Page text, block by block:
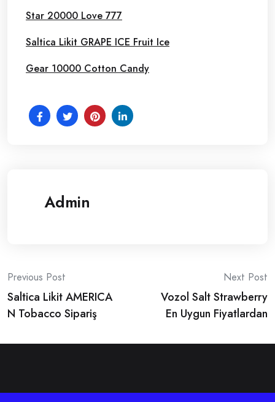
Star 20000 Love 777
Saltica Likit GRAPE ICE Fruit Ice
Gear 10000 Cotton Candy
Admin
Post
navigation
Previous Post
Saltica Likit AMERICA
N Tobacco Sipariş
Next Post
Vozol Salt Strawberry
En Uygun Fiyatlardan